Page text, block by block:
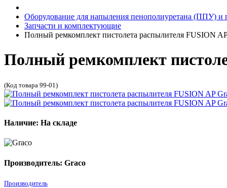
Оборудование для напыления пенополиуретана (ППУ) и
Запчасти и комплектующие
Полный ремкомплект пистолета распылителя FUSION
Полный ремкомплект
(Код товара 99-01)
Наличие: На складе
Производитель: Graco
Производитель